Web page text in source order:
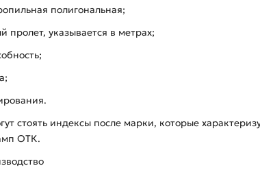
полигональная;
пролет, указывается в метрах;
стоять индексы после марки, которые
ОТК.